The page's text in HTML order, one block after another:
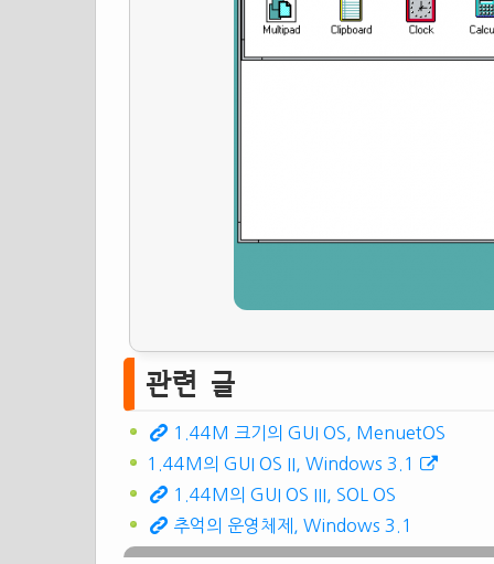
관련 글
1.44M 크기의 GUI OS, MenuetOS
1.44M의 GUI OS II, Windows 3.1
1.44M의 GUI OS III, SOL OS
추억의 운영체제, Windows 3.1